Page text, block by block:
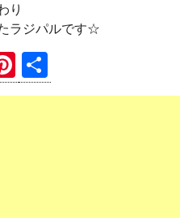
り
ラジパルです☆
Pi
nt 有